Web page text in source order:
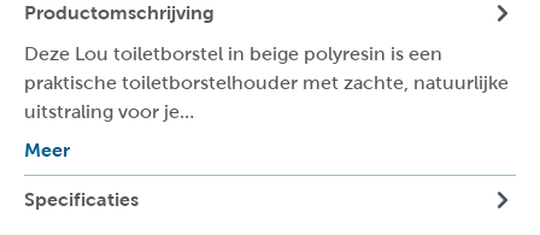
Productomschrijving
Deze Lou toiletborstel in beige polyresin is een
praktische toiletborstelhouder met zachte, natuurlijke
uitstraling voor je…
Meer
Specificaties